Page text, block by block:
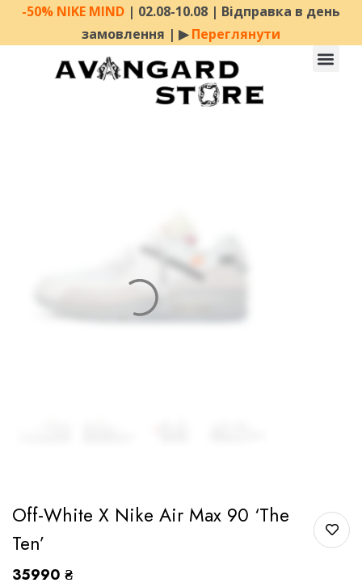
-50% NIKE MIND | 02.08-10.08 | Відправка в день
замовлення | ▶︎Переглянути
Off-White X Nike Air Max 90 ‘The
Ten’
35990 ₴